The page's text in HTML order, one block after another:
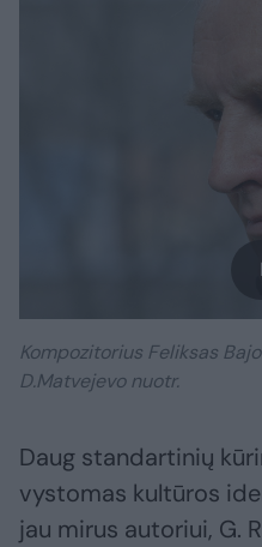
Kompozitorius Feliksas
D.Matvejevo nuotr.
Daug standartinių
vystomas kultūros
jau mirus autoriui, G.